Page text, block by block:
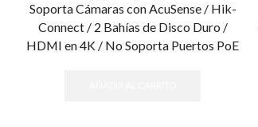
Soporta Cámaras con AcuSense / Hik-
Connect / 2 Bahías de Disco Duro /
HDMI en 4K / No Soporta Puertos PoE